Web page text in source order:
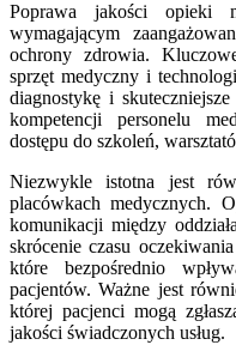
Poprawa jakości opieki
wymagającym
ochrony zdrowia.
sprzęt medyczny i
diagnostykę i
kompetencji personelu
dostępu do szkoleń,
Niezwykle istotna jest
placówkach medycznych.
komunikacji między
skrócenie czasu
które bezpośrednio
pacjentów. Ważne jest
której pacjenci mogą
jakości świadczonych usług.